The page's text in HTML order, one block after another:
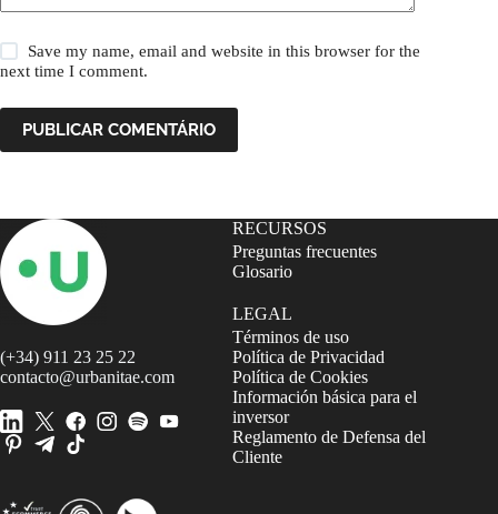
Save my name, email and website in this browser for the
next time I comment.
PUBLICAR COMENTÁRIO
(+34) 911 23 25 22
contacto@urbanitae.com
RECURSOS
Preguntas frecuentes
Glosario
LEGAL
Términos de uso
Política de Privacidad
Política de Cookies
Información básica para el
inversor
Reglamento de Defensa del
Cliente